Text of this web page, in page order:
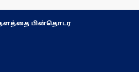
பின்தொடர